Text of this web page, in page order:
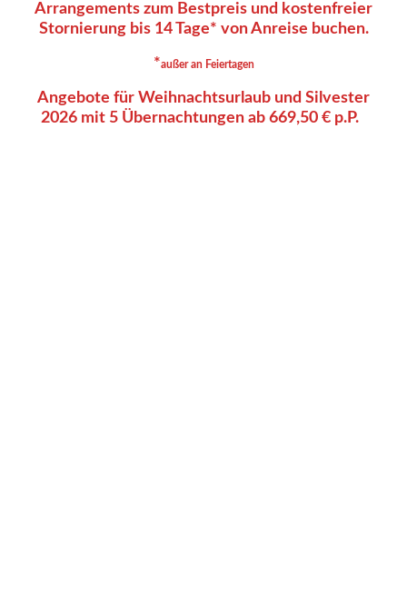
Arrangements zum Bestpreis und kostenfreier
Stornierung bis 14 Tage* von Anreise buchen.
*außer an Feiertagen
Angebote für Weihnachtsurlaub und Silvester
2026 mit 5 Übernachtungen ab 669,50 € p.P.